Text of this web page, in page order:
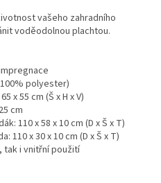
vašeho zahradního
voděodolnou plachtou.
polyester)
x 55 cm (Š x H x V)
cm
110 x 58 x 10 cm (D x Š x T)
110 x 30 x 10 cm (D x Š x T)
tak i vnitřní použití